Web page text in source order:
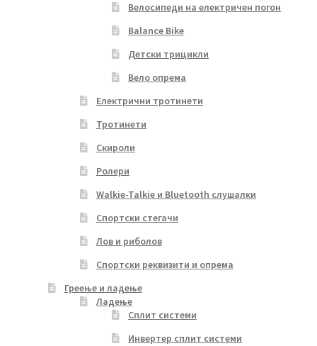
Велосипеди на електричен погон
Balance Bike
Детски трицикли
Вело опрема
Електрични тротинети
Тротинети
Скироли
Ролери
Walkie-Talkie и Bluetooth слушалки
Спортски стегачи
Лов и риболов
Спортски реквизити и опрема
Греење и ладење
Ладење
Сплит системи
Инвертер сплит системи